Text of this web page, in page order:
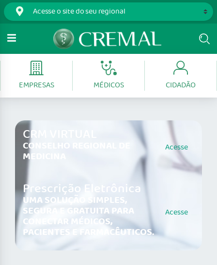
EMPRESAS MÉDICOS CIDADÃO
CRM VIRTUAL
CONSELHO REGIONAL DE
MEDICINA
Acesse
Prescrição Eletrônica
UMA SOLUÇÃO SIMPLES,
SEGURA E GRATUITA PARA
CONECTAR MÉDICOS,
PACIENTES E FARMACÊUTICOS.
Acesse